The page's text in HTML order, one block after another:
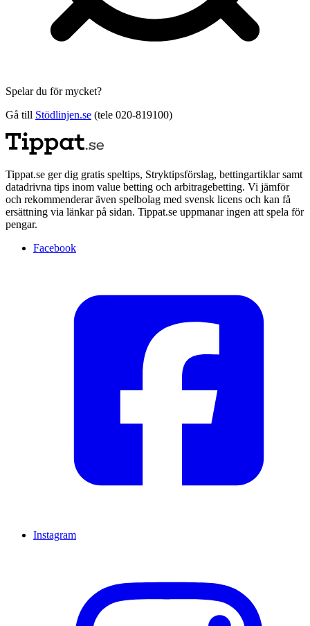
Spelar du för mycket?
Gå till Stödlinjen.se (tele 020-819100)
Tippat.se ger dig gratis speltips, Stryktipsförslag, bettingartiklar samt
datadrivna tips inom value betting och arbitragebetting. Vi jämför
och rekommenderar även spelbolag med svensk licens och kan få
ersättning via länkar på sidan. Tippat.se uppmanar ingen att spela för
pengar.
Facebook
Instagram